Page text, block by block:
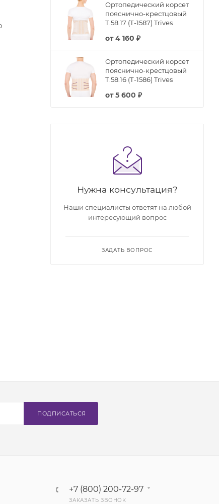
Ортопедический корсет
пояснично-крестцовый
Т.58.17 (Т-1587) Trives
от4 160 ₽
Ортопедический корсет
пояснично-крестцовый
Т.58.16 (Т-1586) Trives
от5 600 ₽
Нужна консультация?
Наши специалисты ответят на любой
интересующий вопрос
ЗАДАТЬ ВОПРОС
ПОДПИСАТЬСЯ
+7 (800) 200-72-97
ЗАКАЗАТЬ ЗВОНОК